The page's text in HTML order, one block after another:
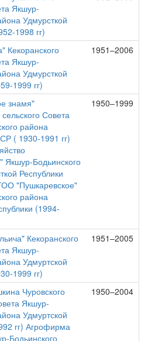
Якшур-
Удмурсткой
1998 гг)
Кекоранского
Якшур-
Удмурсткой
1999 гг)
1951–2006
знамя"
Совета
района
( 1930-1991 гг)
Якшур-Бодьинского
Республики
"Пушкаревское"
района
(1994-
1950–1999
Кекоранского
Якшур-
Удмуртской
1999 гг)
1951–2005
Чуровского
Якшур-
Удмуртской
гг) Агрофирма
Бодьинского
1950–2004